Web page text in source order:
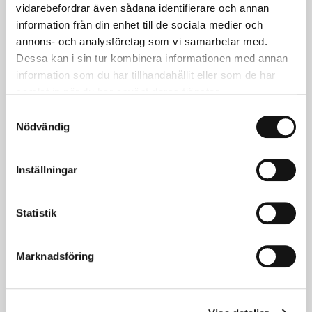
vidarebefordrar även sådana identifierare och annan
information från din enhet till de sociala medier och
annons- och analysföretag som vi samarbetar med.
Dessa kan i sin tur kombinera informationen med annan
information som du har tillhandahållit eller som de har
Nödvändig
Inställningar
Statistik
Marknadsföring
Bohlin, fd. direktör Nordiska
rådet, Sverige "som har verkat för
att stärka och synliggöra det
nordiska samarbetet.”
Medaljutdelning i Köpenhamn den